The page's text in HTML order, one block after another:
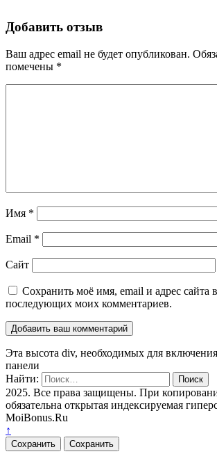
Добавить отзыв
Ваш адрес email не будет опубликован.
помечены *
Имя *
Email *
Сайт
Сохранить моё имя, email и адрес сайта
последующих моих комментариев.
Эта высота div, необходимых для
панели
Найти:
2025. Все права защищены. При
обязательна открытая индексируемая
MoiBonus.Ru
↑